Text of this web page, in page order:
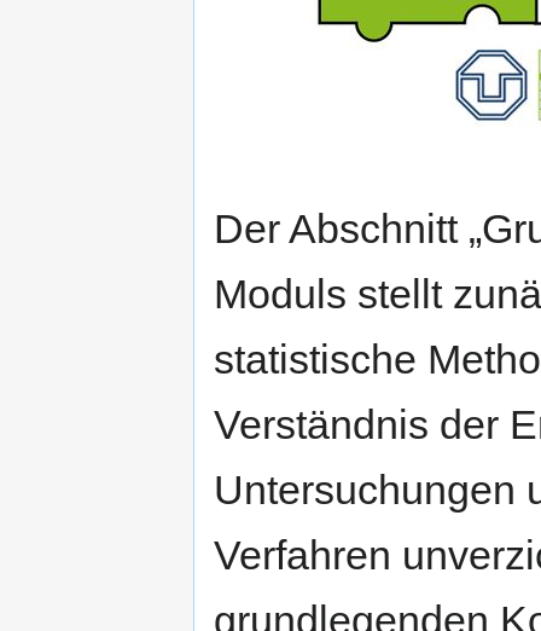
Der Abschnitt
Moduls stellt
statistische
Verständnis der
Untersuchungen
Verfahren
grundlegenden